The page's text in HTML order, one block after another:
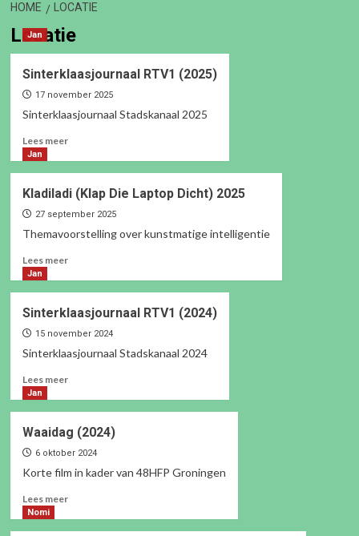
HOME LOCATIE
Locatie
Jan
Sinterklaasjournaal RTV1 (2025)
17 november 2025
Sinterklaasjournaal Stadskanaal 2025
Lees meerLees
RTV1
(2025)
Jan
Kladiladi (Klap Die Laptop Dicht) 2025
27 september 2025
Themavoorstelling over kunstmatige intelligentie
Lees meerLees
(Klap
Die
Laptop
2025
Jan
Sinterklaasjournaal RTV1 (2024)
15 november 2024
Sinterklaasjournaal Stadskanaal 2024
Lees meerLees
RTV1
(2024)
Jan
Waaidag (2024)
6 oktober 2024
Korte film in kader van 48HFP Groningen
Lees meerLees
Nomi